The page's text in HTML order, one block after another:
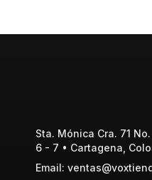
Sta. Mónica Cra. 71
6 - 7 • Cartagena,
Email: